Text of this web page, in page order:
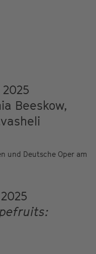
Beeskow,
und Deutsche Oper am